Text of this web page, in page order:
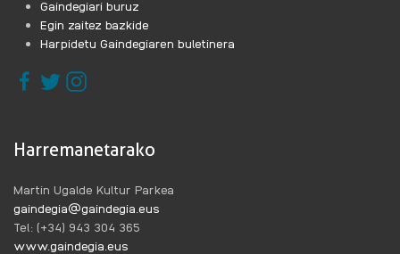
Gaindegiari buruz
Egin zaitez bazkide
Harpidetu Gaindegiaren buletinera
Harremanetarako
Martin Ugalde Kultur Parkea
gaindegia@gaindegia.eus
Tel: (+34) 943 304 365
www.gaindegia.eus